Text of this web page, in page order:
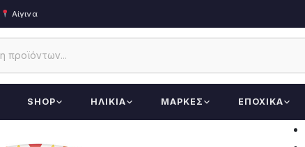
Αίγινα
SHOP ΗΛΙΚΊΑ ΜΆΡΚΕΣ ΕΠΟΧΙΚΆ